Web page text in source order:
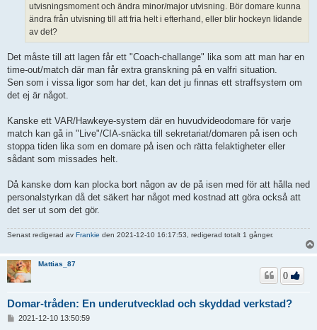
utvisningsmoment och ändra minor/major utvisning. Bör domare kunna
ändra från utvisning till att fria helt i efterhand, eller blir hockeyn lidande
av det?
Det måste till att lagen får ett "Coach-challange" lika som att man har en
time-out/match där man får extra granskning på en valfri situation.
Sen som i vissa ligor som har det, kan det ju finnas ett straffsystem om
det ej är något.
Kanske ett VAR/Hawkeye-system där en huvudvideodomare för varje
match kan gå in "Live"/CIA-snäcka till sekretariat/domaren på isen och
stoppa tiden lika som en domare på isen och rätta felaktigheter eller
sådant som missades helt.
Då kanske dom kan plocka bort någon av de på isen med för att hålla ned
personalstyrkan då det säkert har något med kostnad att göra också att
det ser ut som det gör.
Senast redigerad av Frankie den 2021-12-10 16:17:53, redigerad totalt 1 gånger.
Mattias_87
Domar-tråden: En underutvecklad och skyddad verkstad?
0
2021-12-10 13:50:59